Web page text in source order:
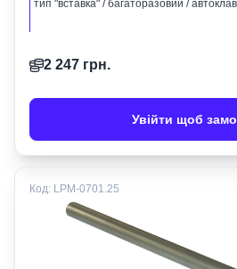
тип "вставка" / багаторазовий /
2 247 грн.
Увійти щоб
Код: LPM-0701.25